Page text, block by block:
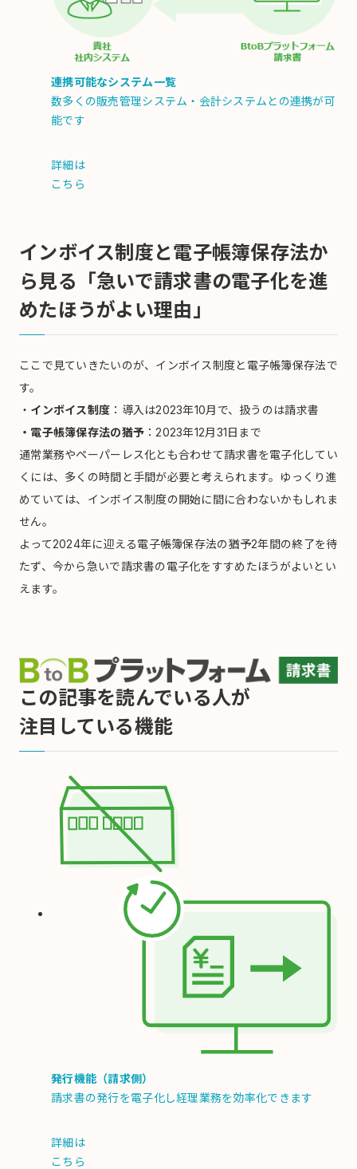
連携可能なシステム一覧
数多くの販売管理システム・会計システムとの連携が可
能です
詳細は
こちら
インボイス制度と電子帳簿保存法か
ら見る「急いで請求書の電子化を進
めたほうがよい理由」
ここで見ていきたいのが、インボイス制度と電子帳簿保存法で
す。
・ インボイス制度 ：導入は2023年10月で、扱うのは請求書
・電子帳簿保存法の猶予 ：2023年12月31日まで
通常業務やペーパーレス化とも合わせて請求書を電子化してい
くには、多くの時間と手間が必要と考えられます。ゆっくり進
めていては、インボイス制度の開始に間に合わないかもしれま
せん。
よって2024年に迎える電子帳簿保存法の猶予2年間の終了を待
たず、今から急いで請求書の電子化をすすめたほうがよいとい
えます。
この記事を読んでいる人が
注目している機能
発行機能（請求側）
請求書の発行を電子化し経理業務を効率化できます
詳細は
こちら